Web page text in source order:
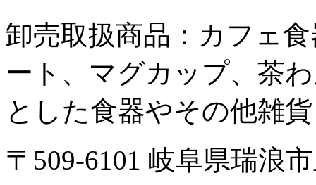
卸売取扱商品：カフェ
ート、マグカップ、茶
とした食器やその他雑貨
〒509-6101 岐阜県瑞浪